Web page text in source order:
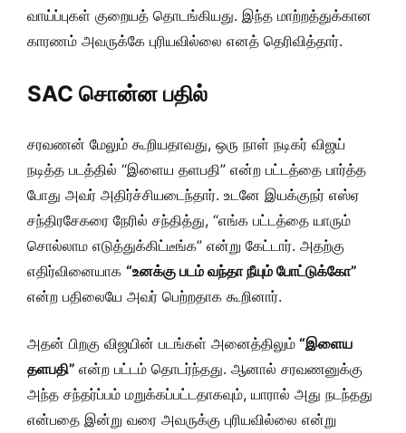
வாய்ப்புகள் குறையத் தொடங்கியது. இந்த மாற்றத்துக்கான
காரணம் அவருக்கே புரியவில்லை எனத் தெரிவித்தார்.
SAC சொன்ன பதில்
சரவணன் மேலும் கூறியதாவது, ஒரு நாள் நடிகர் விஜய்
நடித்த படத்தில் “இளைய தளபதி” என்ற பட்டத்தை பார்த்த
போது அவர் அதிர்ச்சியடைந்தார். உடனே இயக்குநர் எஸ்ஏ
சந்திரசேகரை நேரில் சந்தித்து, “எங்க பட்டத்தை யாரும்
சொல்லாம எடுத்துக்கிட்டீங்க” என்று கேட்டார். அதற்கு
எதிர்வினையாக “உனக்கு படம் வந்தா நீயும் போட்டுக்கோ”
என்ற பதிலையே அவர் பெற்றதாக கூறினார்.
அதன் பிறகு விஜயின் படங்கள் அனைத்திலும் “இளைய
தளபதி” என்ற பட்டம் தொடர்ந்தது. ஆனால் சரவணனுக்கு
அந்த சந்தர்ப்பம் மறுக்கப்பட்டதாகவும், யாரால் அது நடந்தது
என்பதை இன்று வரை அவருக்கு புரியவில்லை என்று